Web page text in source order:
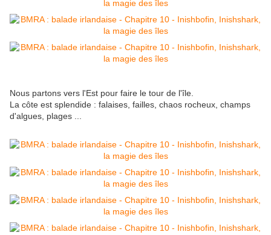
Nous partons vers l'Est pour faire le tour de l'île.
La côte est splendide : falaises, failles, chaos rocheux, champs
d'algues, plages ...